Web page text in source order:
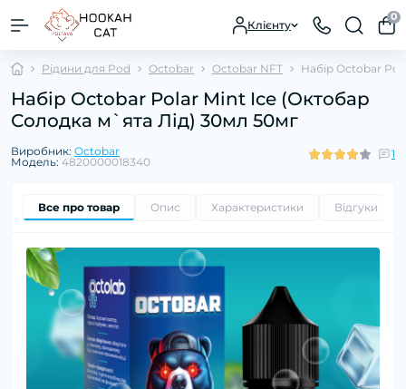
Клієнту
0
Рідини для Pod Octobar Octobar NFT Набір Octobar
Набір Octobar Polar Mint Ice (Октобар
Солодка м`ята Лід) 30мл 50мг
Виробник: Octobar
Модель: 4820000018340
1
Все про товар Опис Характеристики Відгуки